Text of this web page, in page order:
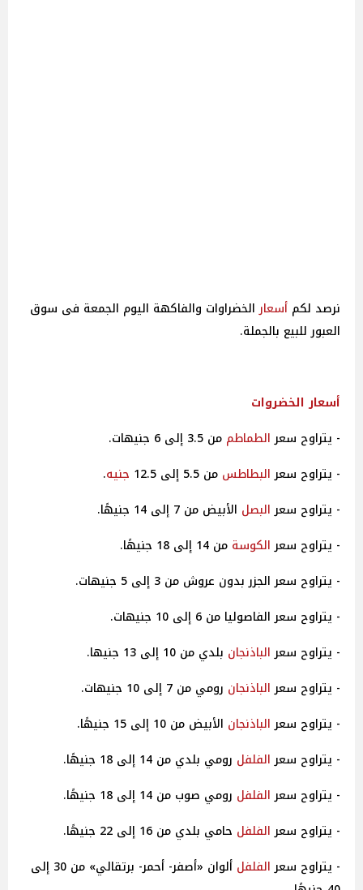
نرصد لكم أسعارالخضراوات والفاكهة اليوم الجمعة فى سوق
العبور للبيع بالجملة.
أسعار الخضروات
- يتراوح سعرالطماطم من 3.5 إلى 6 جنيهات.
- يتراوح سعرالبطاطس من 5.5 إلى 12.5 جنيه.
- يتراوح سعرالبصل الأبيض من 7 إلى 14 جنيهًا.
- يتراوح سعرالكوسة من 14 إلى 18 جنيهًا.
- يتراوح سعر الجزر بدون عروش من 3 إلى 5 جنيهات.
- يتراوح سعر الفاصوليا من 6 إلى 10 جنيهات.
- يتراوح سعرالباذنجان بلدي من 10 إلى 13 جنيها.
- يتراوح سعرالباذنجان رومي من 7 إلى 10 جنيهات.
- يتراوح سعرالباذنجان الأبيض من 10 إلى 15 جنيهًا.
- يتراوح سعرالفلفل رومي بلدي من 14 إلى 18 جنيهًا.
- يتراوح سعرالفلفل رومي صوب من 14 إلى 18 جنيهًا.
- يتراوح سعرالفلفل حامي بلدي من 16 إلى 22 جنيهًا.
- يتراوح سعرالفلفل
ألوان «أصفر- أحمر- برتقالي» من 30 إلى